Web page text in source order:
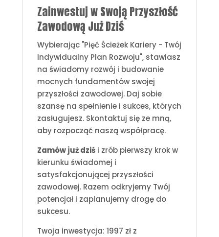
Zainwestuj w Swoją Przyszłość
Zawodową Już Dziś
Wybierając "Pięć Ścieżek Kariery - Twój
Indywidualny Plan Rozwoju", stawiasz
na świadomy rozwój i budowanie
mocnych fundamentów swojej
przyszłości zawodowej. Daj sobie
szansę na spełnienie i sukces, których
zasługujesz. Skontaktuj się ze mną,
aby rozpocząć naszą współpracę.
Zamów już dziśi zrób pierwszy krok w
kierunku świadomej i
satysfakcjonującej przyszłości
zawodowej. Razem odkryjemy Twój
potencjał i zaplanujemy drogę do
sukcesu.
Twoja inwestycja: 1997 zł z